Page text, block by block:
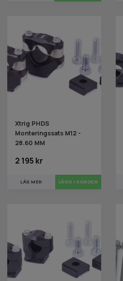
Xtrig PHDS
Monteringssats M12 -
28.60 MM
2 195 kr
LÄS MER